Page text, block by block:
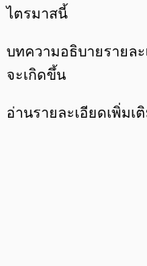
ไตรมาสนี้
บทความอธิบายรายละ
จะเกิดขึ้น
อ่านรายละเอียดเพิ่มเ